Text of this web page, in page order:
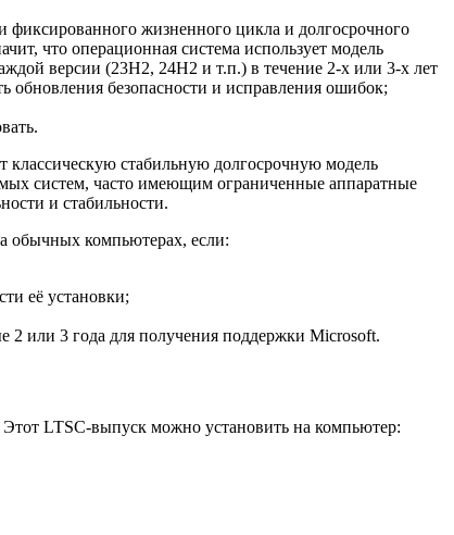
фиксированного жизненного цикла и долгосрочного
что операционная система использует модель
версии (23H2, 24H2 и т.п.) в течение 2-х или 3-х лет
обновления безопасности и исправления ошибок;
классическую стабильную долгосрочную модель
систем, часто имеющим ограниченные аппаратные
и стабильности.
обычных компьютерах, если:
её установки;
или 3 года для получения поддержки Microsoft.
LTSC-выпуск можно установить на компьютер: